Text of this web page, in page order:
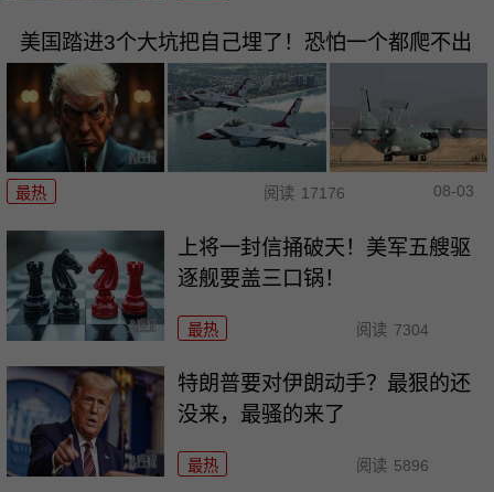
美国踏进3个大坑把自己埋了！恐怕一个都爬不出
最热 阅读 17176 08-03
上将一封信捅破天！美军五艘驱
逐舰要盖三口锅！
最热 阅读 7304
特朗普要对伊朗动手？最狠的还
没来，最骚的来了
最热 阅读 5896